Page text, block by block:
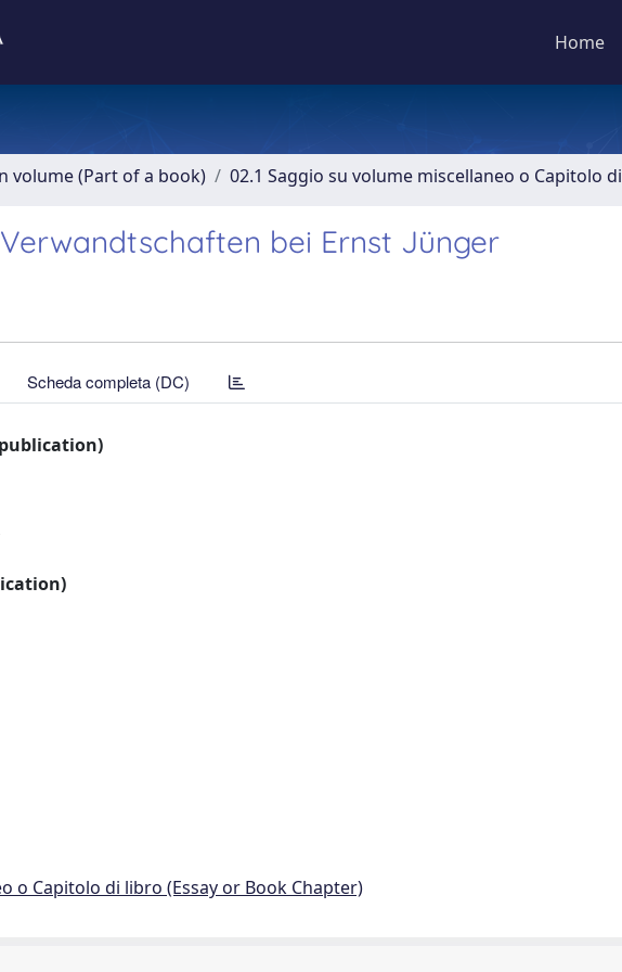
Home
volume (Part of a book) 02.1 Saggio su volume miscellaneo o Capitolo
bei Ernst Jünger
Scheda completa (DC)
o Capitolo di libro (Essay or Book Chapter)